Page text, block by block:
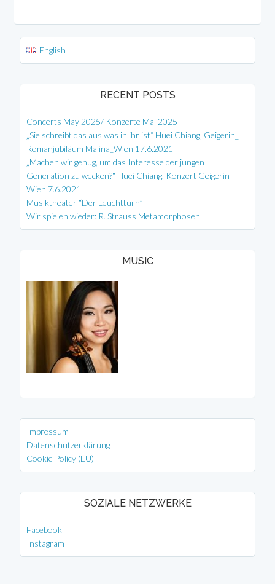
English
RECENT POSTS
Concerts May 2025/ Konzerte Mai 2025
„Sie schreibt das aus was in ihr ist“ Huei Chiang, Geigerin_
Romanjubiläum Malina_Wien 17.6.2021
„Machen wir genug, um das Interesse der jungen
Generation zu wecken?“ Huei Chiang, Konzert Geigerin _
Wien 7.6.2021
Musiktheater “Der Leuchtturn”
Wir spielen wieder: R. Strauss Metamorphosen
MUSIC
Impressum
Datenschutzerklärung
Cookie Policy (EU)
SOZIALE NETZWERKE
Facebook
Instagram